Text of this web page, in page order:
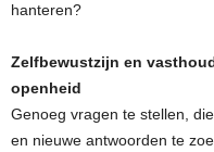
hanteren?
Zelfbewustzijn en
openheid
Genoeg vragen te stellen,
en nieuwe antwoorden te